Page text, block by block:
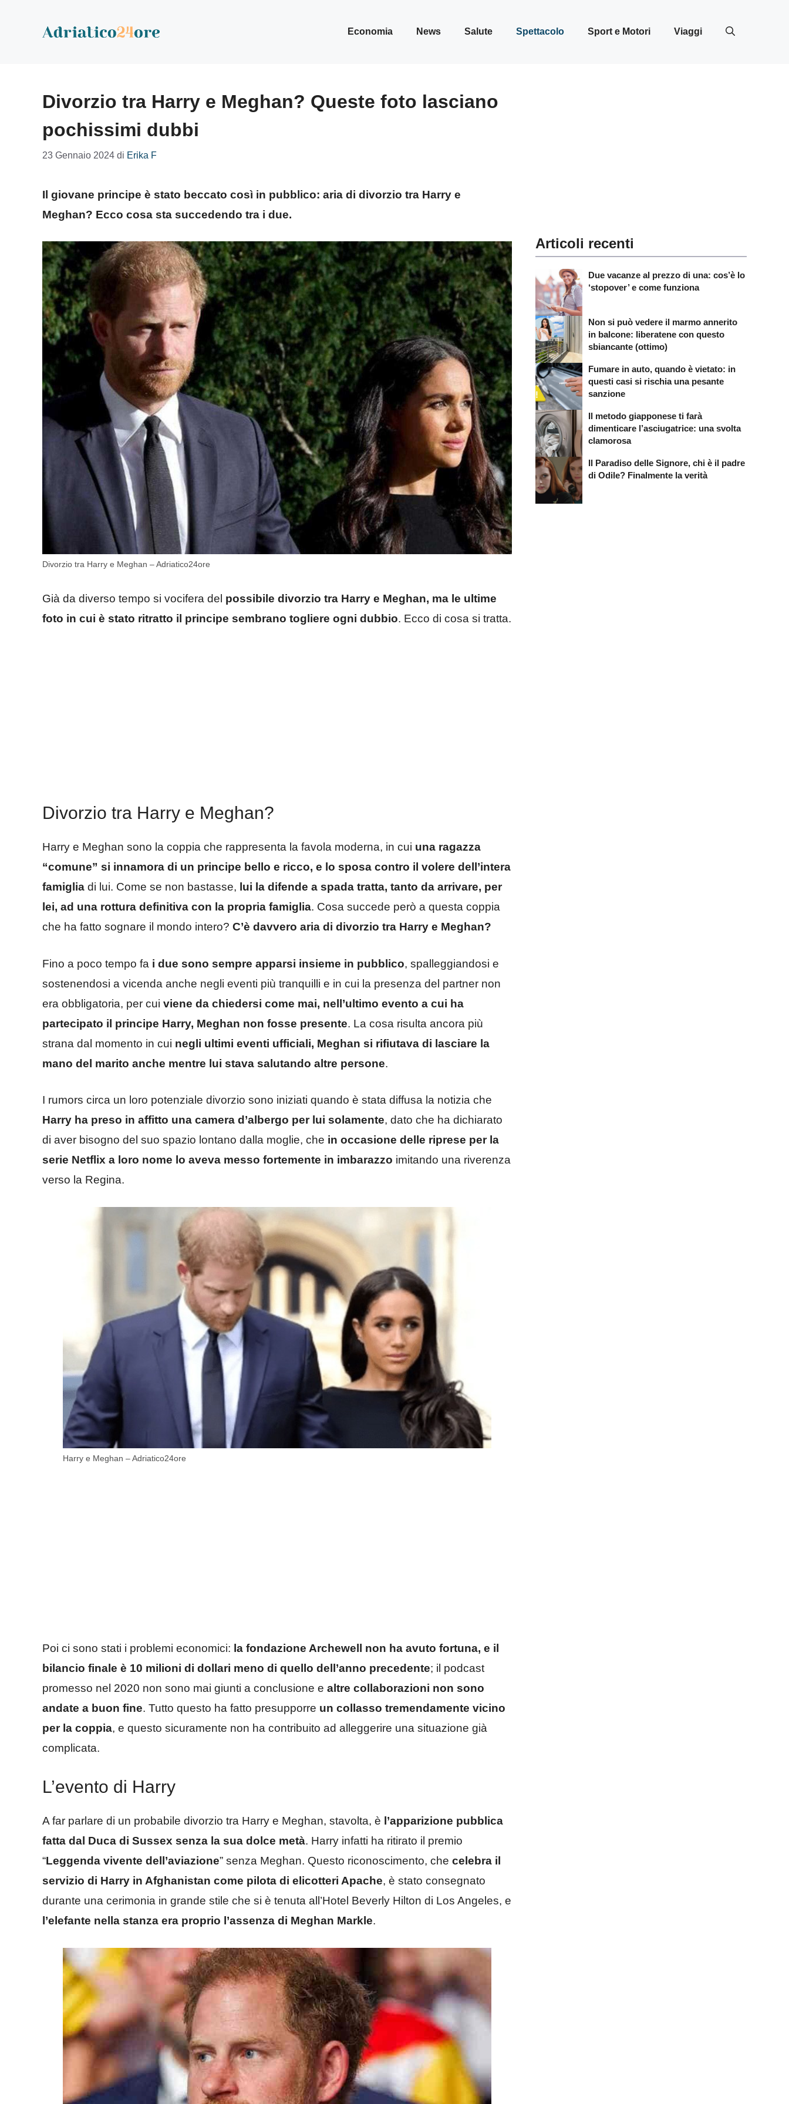
Economia News Salute Spettacolo Sport e Motori Viaggi
Divorzio tra Harry e Meghan? Queste foto lasciano
pochissimi dubbi
23 Gennaio 2024 di Erika F
Il giovane principe è stato beccato così in pubblico: aria di divorzio tra Harry e
Meghan? Ecco cosa sta succedendo tra i due.
Divorzio tra Harry e Meghan – Adriatico24ore
Già da diverso tempo si vocifera del possibile divorzio tra Harry e Meghan, ma le ultime
foto in cui è stato ritratto il principe sembrano togliere ogni dubbio. Ecco di cosa si tratta.
Divorzio tra Harry e Meghan?
Harry e Meghan sono la coppia che rappresenta la favola moderna, in cui una ragazza
“comune” si innamora di un principe bello e ricco, e lo sposa contro il volere dell’intera
famiglia di lui. Come se non bastasse, lui la difende a spada tratta, tanto da arrivare, per
lei, ad una rottura definitiva con la propria famiglia. Cosa succede però a questa coppia
che ha fatto sognare il mondo intero? C’è davvero aria di divorzio tra Harry e Meghan?
Fino a poco tempo fa i due sono sempre apparsi insieme in pubblico, spalleggiandosi e
sostenendosi a vicenda anche negli eventi più tranquilli e in cui la presenza del partner non
era obbligatoria, per cui viene da chiedersi come mai, nell’ultimo evento a cui ha
partecipato il principe Harry, Meghan non fosse presente. La cosa risulta ancora più
strana dal momento in cui negli ultimi eventi ufficiali, Meghan si rifiutava di lasciare la
mano del marito anche mentre lui stava salutando altre persone.
I rumors circa un loro potenziale divorzio sono iniziati quando è stata diffusa la notizia che
Harry ha preso in affitto una camera d’albergo per lui solamente, dato che ha dichiarato
di aver bisogno del suo spazio lontano dalla moglie, che in occasione delle riprese per la
serie Netflix a loro nome lo aveva messo fortemente in imbarazzo imitando una riverenza
verso la Regina.
Harry e Meghan – Adriatico24ore
Poi ci sono stati i problemi economici: la fondazione Archewell non ha avuto fortuna, e il
bilancio finale è 10 milioni di dollari meno di quello dell’anno precedente; il podcast
promesso nel 2020 non sono mai giunti a conclusione e altre collaborazioni non sono
andate a buon fine. Tutto questo ha fatto presupporre un collasso tremendamente vicino
per la coppia, e questo sicuramente non ha contribuito ad alleggerire una situazione già
complicata.
L’evento di Harry
A far parlare di un probabile divorzio tra Harry e Meghan, stavolta, è l’apparizione pubblica
fatta dal Duca di Sussex senza la sua dolce metà. Harry infatti ha ritirato il premio
“Leggenda vivente dell’aviazione” senza Meghan. Questo riconoscimento, che celebra il
servizio di Harry in Afghanistan come pilota di elicotteri Apache, è stato consegnato
durante una cerimonia in grande stile che si è tenuta all’Hotel Beverly Hilton di Los Angeles, e
l’elefante nella stanza era proprio l’assenza di Meghan Markle.
Articoli recenti
Due vacanze al prezzo di una: cos’è lo
‘stopover’ e come funziona
Non si può vedere il marmo annerito
in balcone: liberatene con questo
sbiancante (ottimo)
Fumare in auto, quando è vietato: in
questi casi si rischia una pesante
sanzione
Il metodo giapponese ti farà
dimenticare l’asciugatrice: una svolta
clamorosa
Il Paradiso delle Signore, chi è il padre
di Odile? Finalmente la verità